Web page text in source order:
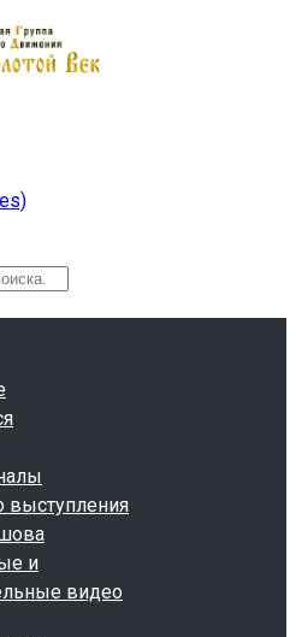
выступления
и
видео